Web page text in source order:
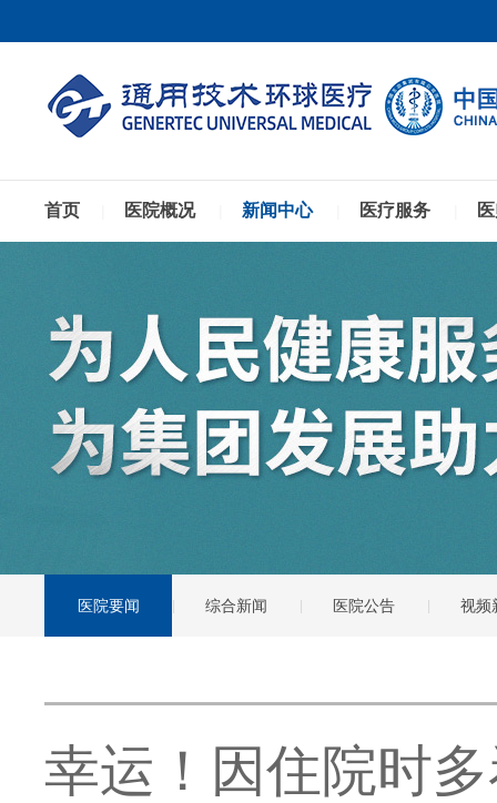
首页 医院概况 新闻中心 医疗服务
医院要闻 综合新闻 医院公告 视频
幸运！因住院时